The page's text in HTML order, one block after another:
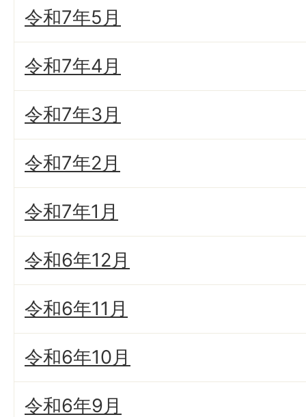
令和7年5月
令和7年4月
令和7年3月
令和7年2月
令和7年1月
令和6年12月
令和6年11月
令和6年10月
令和6年9月